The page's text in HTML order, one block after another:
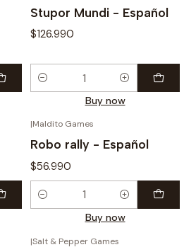
Stupor Mundi - Español
$126.990
Quantity
Buy now
|Maldito Games
Robo rally - Español
$56.990
Quantity
Buy now
|Salt & Pepper Games